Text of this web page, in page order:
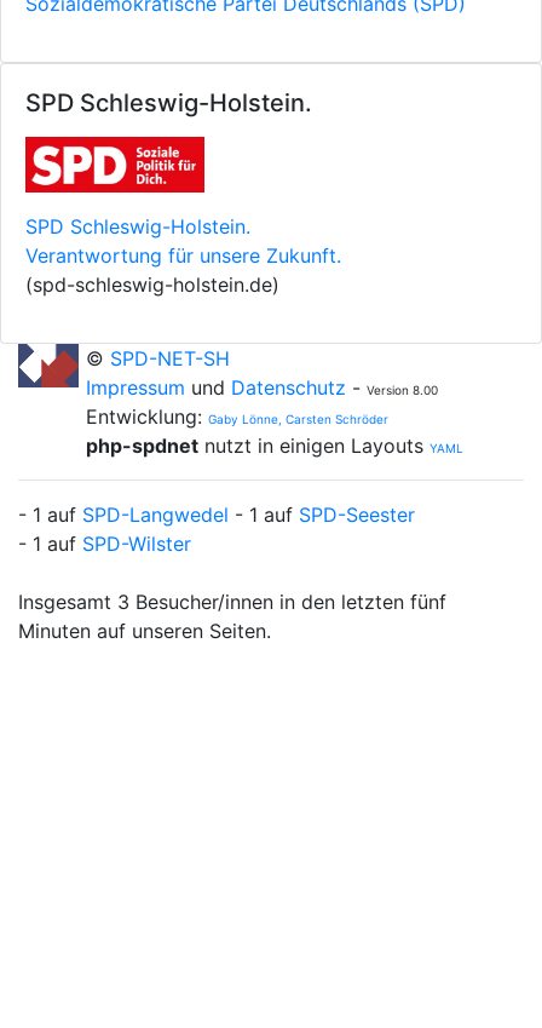
SPD Schleswig-Holstein.
SPD Schleswig-Holstein.
Verantwortung für unsere Zukunft.
(spd-schleswig-holstein.de)
© SPD-NET-SH
Impressum und Datenschutz - Version 8.00
Entwicklung: Gaby Lönne, Carsten Schröder
php-spdnet nutzt in einigen Layouts YAML
- 1 auf SPD-Langwedel - 1 auf SPD-Seester
- 1 auf SPD-Wilster
Insgesamt 3 Besucher/innen in den letzten fünf
Minuten auf unseren Seiten.